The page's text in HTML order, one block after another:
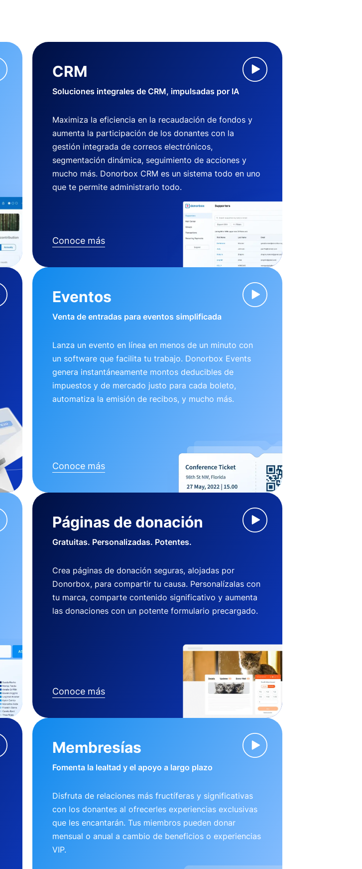
CRM
Soluciones integrales de CRM, impulsadas por IA
Maximiza la eficiencia en la recaudación de fondos y
aumenta la participación de los donantes con la
gestión integrada de correos electrónicos,
segmentación dinámica, seguimiento de acciones y
mucho más. Donorbox CRM es un sistema todo en uno
que te permite administrarlo todo.
Conoce más
Eventos
Venta de entradas para eventos simplificada
Lanza un evento en línea en menos de un minuto con
un software que facilita tu trabajo. Donorbox Events
genera instantáneamente montos deducibles de
impuestos y de mercado justo para cada boleto,
automatiza la emisión de recibos, y mucho más.
Conoce más
Páginas de donación
Gratuitas. Personalizadas. Potentes.
Crea páginas de donación seguras, alojadas por
Donorbox, para compartir tu causa. Personalízalas con
tu marca, comparte contenido significativo y aumenta
las donaciones con un potente formulario precargado.
Conoce más
Membresías
Fomenta la lealtad y el apoyo a largo plazo
Disfruta de relaciones más fructíferas y significativas
con los donantes al ofrecerles experiencias exclusivas
que les encantarán. Tus miembros pueden donar
mensual o anual a cambio de beneficios o experiencias
VIP.